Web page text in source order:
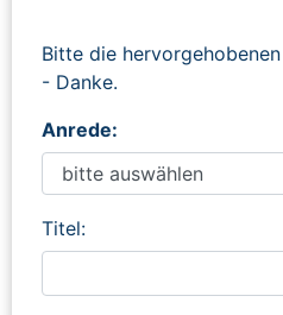
Bitte die hervorgehobenen
- Danke.
Anrede:
Titel: